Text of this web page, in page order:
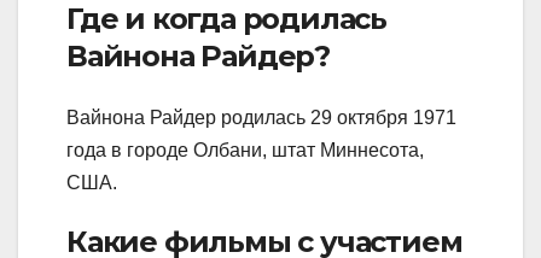
Где и когда родилась
Вайнона Райдер?
Вайнона Райдер родилась 29 октября 1971
года в городе Олбани, штат Миннесота,
США.
Какие фильмы с участием